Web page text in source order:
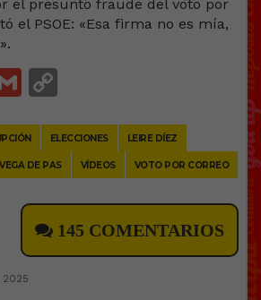
Gmail
ELECCIONES LEIRE DÍEZ
VEGA DE PAS VÍDEOS VOTO POR CORREO
145 COMENTARIOS
2025